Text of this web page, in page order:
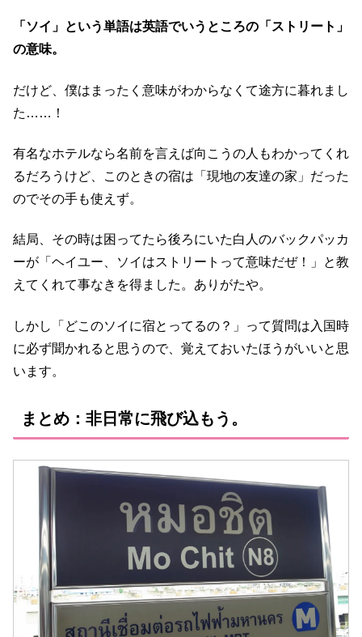
「ソイ」という単語は英語でいうところの「ストリート」
の意味。
だけど、僕はまったく意味がわからなくて途方に暮れまし
た……！
有名なホテルなら名前を言えば向こうの人もわかってくれ
るだろうけど、このときの宿は「現地の友達の家」だった
のでその手も使えず。
結局、その時は困ってたら後ろにいた白人のバックパッカ
ーが「ヘイユー、ソイはストリートって意味だぜ！」と教
えてくれて事なきを得ました。ありがたや。
しかし「どこのソイに宿とってるの？」って質問は入国時
に必ず聞かれると思うので、覚えておいたほうがいいと思
います。
まとめ：非日常に飛び込もう。